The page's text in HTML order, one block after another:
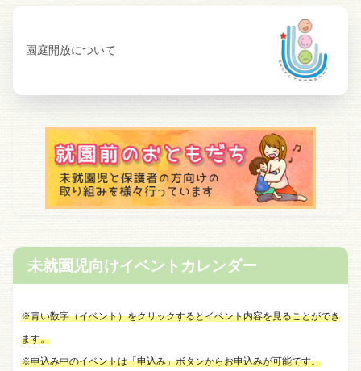
園庭開放について
未就園児向けイベントカレンダー
※青い数字（イベント）をクリックするとイベント内容を見ることができ
ます。
※申込み中のイベントは「申込み」ボタンからお申込みが可能です。